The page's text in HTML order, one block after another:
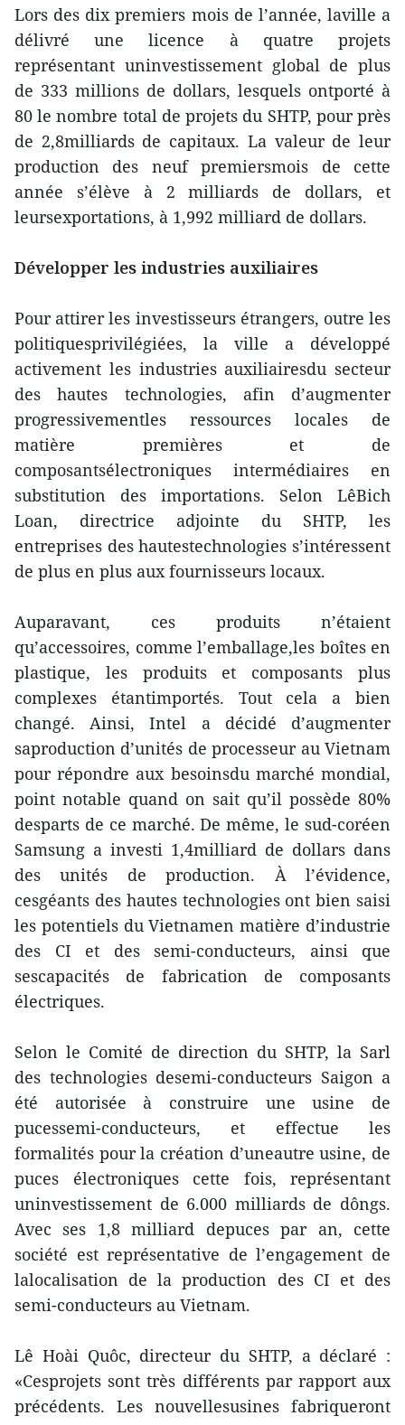
Lors des dix premiers mois de l’année, laville a
délivré une licence à quatre projets
représentant uninvestissement global de plus
de 333 millions de dollars, lesquels ontporté à
80 le nombre total de projets du SHTP, pour près
de 2,8milliards de capitaux. La valeur de leur
production des neuf premiersmois de cette
année s’élève à 2 milliards de dollars, et
leursexportations, à 1,992 milliard de dollars.
Développer les industries auxiliaires
Pour attirer les investisseurs étrangers, outre les
politiquesprivilégiées, la ville a développé
activement les industries auxiliairesdu secteur
des hautes technologies, afin d’augmenter
progressivementles ressources locales de
matière premières et de
composantsélectroniques intermédiaires en
substitution des importations. Selon LêBich
Loan, directrice adjointe du SHTP, les
entreprises des hautestechnologies s’intéressent
de plus en plus aux fournisseurs locaux.
Auparavant, ces produits n’étaient
qu’accessoires, comme l’emballage,les boîtes en
plastique, les produits et composants plus
complexes étantimportés. Tout cela a bien
changé. Ainsi, Intel a décidé d’augmenter
saproduction d’unités de processeur au Vietnam
pour répondre aux besoinsdu marché mondial,
point notable quand on sait qu’il possède 80%
desparts de ce marché. De même, le sud-coréen
Samsung a investi 1,4milliard de dollars dans
des unités de production. À l’évidence,
cesgéants des hautes technologies ont bien saisi
les potentiels du Vietnamen matière d’industrie
des CI et des semi-conducteurs, ainsi que
sescapacités de fabrication de composants
électriques.
Selon le Comité de direction du SHTP, la Sarl
des technologies desemi-conducteurs Saigon a
été autorisée à construire une usine de
pucessemi-conducteurs, et effectue les
formalités pour la création d’uneautre usine, de
puces électroniques cette fois, représentant
uninvestissement de 6.000 milliards de dôngs.
Avec ses 1,8 milliard depuces par an, cette
société est représentative de l’engagement de
lalocalisation de la production des CI et des
semi-conducteurs au Vietnam.
Lê Hoài Quôc, directeur du SHTP, a déclaré :
«Cesprojets sont très différents par rapport aux
précédents. Les nouvellesusines fabriqueront